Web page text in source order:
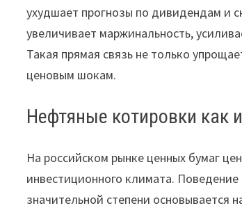
ухудшает прогнозы по дивидендам и
увеличивает маржинальность,
Такая прямая связь не только
ценовым шокам.
Нефтяные котировки как
На российском рынке ценных бумаг
инвестиционного климата.
значительной степени основывается